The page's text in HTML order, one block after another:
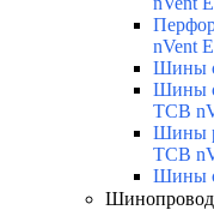
nVent
Шины с
Шины с
TCB
Шины
TCB
Шины с